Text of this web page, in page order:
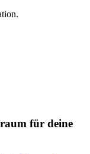
für deine